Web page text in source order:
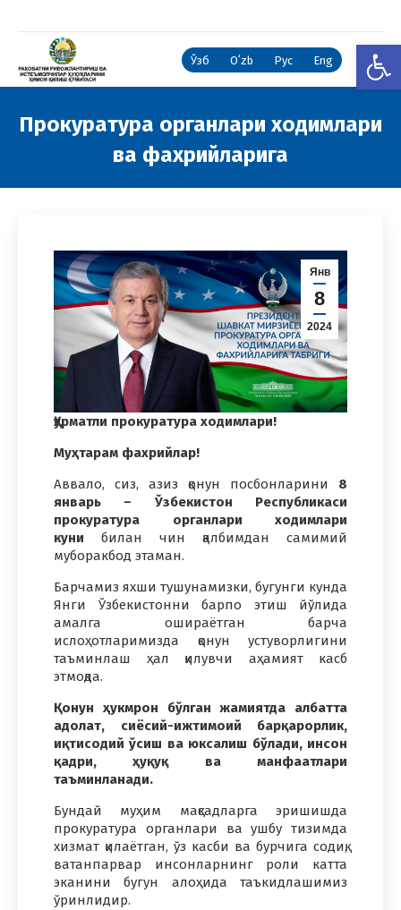
Ўзб Oʻzb Рус Eng
Прокуратура органлари ходимлари
ва фахрийларига
Янв
8
2024
Ҳурматли прокуратура ходимлари!
Муҳтарам фахрийлар!
Аввало, сиз, азиз қонун посбонларини 8
январь – Ўзбекистон Республикаси
прокуратура органлари ходимлари
куни билан чин қалбимдан самимий
муборакбод этаман.
Барчамиз яхши тушунамизки, бугунги кунда
Янги Ўзбекистонни барпо этиш йўлида
амалга ошираётган барча
ислоҳотларимизда қонун устуворлигини
таъминлаш ҳал қилувчи аҳамият касб
этмоқда.
Қонун ҳукмрон бўлган жамиятда албатта
адолат, сиёсий-ижтимоий барқарорлик,
иқтисодий ўсиш ва юксалиш бўлади, инсон
қадри, ҳуқуқ ва манфаатлари
таъминланади.
Бундай муҳим мақсадларга эришишда
прокуратура органлари ва ушбу тизимда
хизмат қилаётган, ўз касби ва бурчига содиқ,
ватанпарвар инсонларнинг роли катта
эканини бугун алоҳида таъкидлашимиз
ўринлидир.